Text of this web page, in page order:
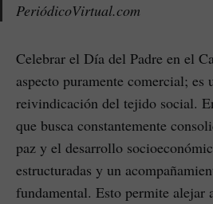
PeriódicoVirtual.com
Celebrar el Día del Padre en el
aspecto puramente comercial; es
reivindicación del tejido social.
que busca constantemente
paz y el desarrollo
estructuradas y un
fundamental. Esto permite alejar